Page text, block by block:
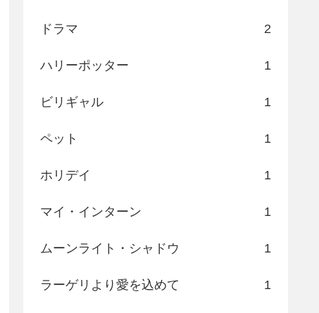
ドラマ 2
ハリーポッター 1
ビリギャル 1
ペット 1
ホリデイ 1
マイ・インターン 1
ムーンライト・シャドウ 1
ラーゲリより愛を込めて 1